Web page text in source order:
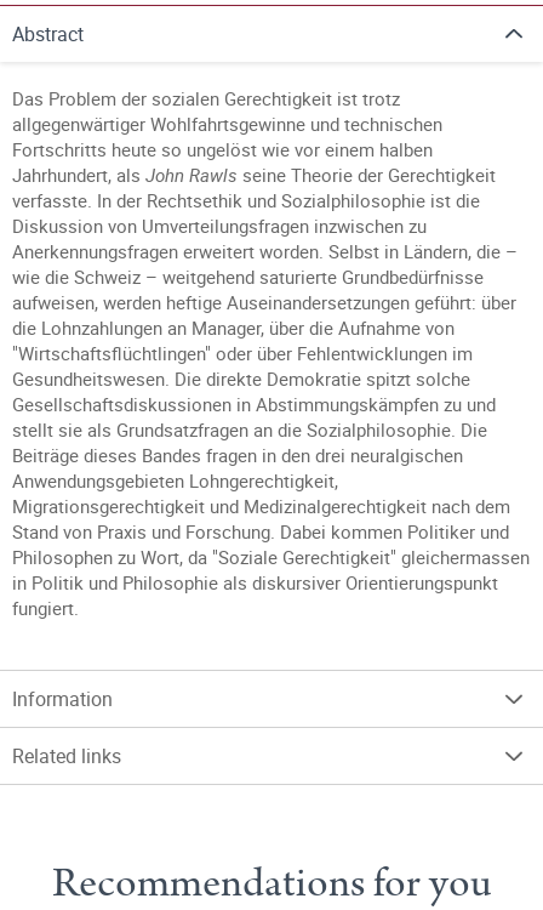
Abstract
Das Problem der sozialen Gerechtigkeit ist trotz
allgegenwärtiger Wohlfahrtsgewinne und technischen
Fortschritts heute so ungelöst wie vor einem halben
Jahrhundert, als John Rawls seine Theorie der Gerechtigkeit
verfasste. In der Rechtsethik und Sozialphilosophie ist die
Diskussion von Umverteilungsfragen inzwischen zu
Anerkennungsfragen erweitert worden. Selbst in Ländern, die –
wie die Schweiz – weitgehend saturierte Grundbedürfnisse
aufweisen, werden heftige Auseinandersetzungen geführt: über
die Lohnzahlungen an Manager, über die Aufnahme von
"Wirtschaftsflüchtlingen" oder über Fehlentwicklungen im
Gesundheitswesen. Die direkte Demokratie spitzt solche
Gesellschaftsdiskussionen in Abstimmungskämpfen zu und
stellt sie als Grundsatzfragen an die Sozialphilosophie. Die
Beiträge dieses Bandes fragen in den drei neuralgischen
Anwendungsgebieten Lohngerechtigkeit,
Migrationsgerechtigkeit und Medizinalgerechtigkeit nach dem
Stand von Praxis und Forschung. Dabei kommen Politiker und
Philosophen zu Wort, da "Soziale Gerechtigkeit" gleichermassen
in Politik und Philosophie als diskursiver Orientierungspunkt
fungiert.
Information
Related links
Recommendations for you